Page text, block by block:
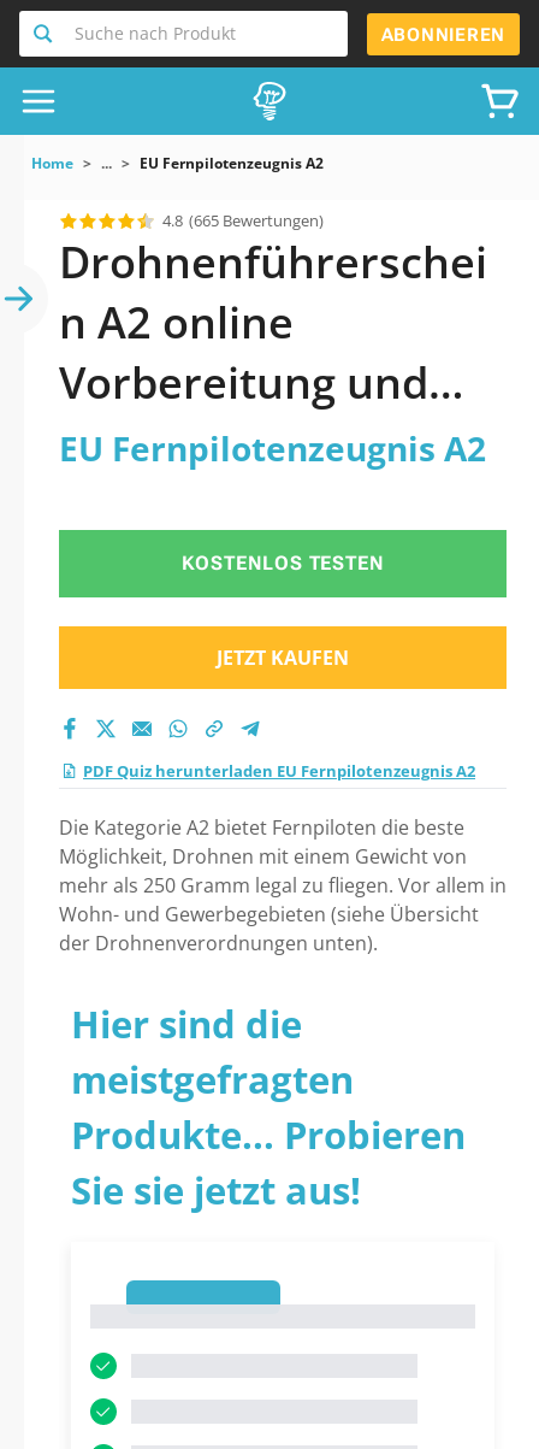
Suche nach Produkt ABONNIEREN
Home ... EU Fernpilotenzeugnis A2
4.8 (665 Bewertungen)
Drohnenführerschei
n A2 online
Vorbereitung und
Absolvierung
EU Fernpilotenzeugnis A2
KOSTENLOS TESTEN
JETZT KAUFEN
PDF Quiz herunterladen EU Fernpilotenzeugnis A2
Die Kategorie A2 bietet Fernpiloten die beste
Möglichkeit, Drohnen mit einem Gewicht von
mehr als 250 Gramm legal zu fliegen. Vor allem in
Wohn- und Gewerbegebieten (siehe Übersicht
der Drohnenverordnungen unten).
Hier sind die
meistgefragten
Produkte... Probieren
Sie sie jetzt aus!